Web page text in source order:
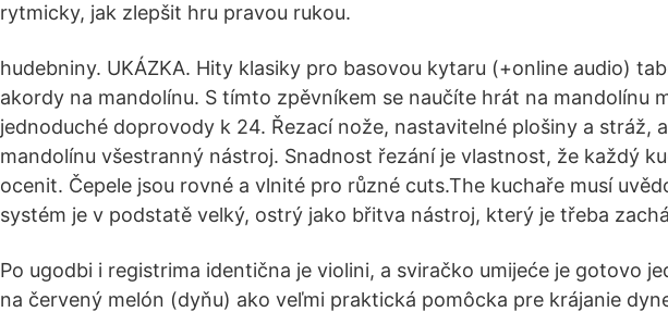
rytmicky, jak zlepšit hru pravou rukou.
hudebniny. UKÁZKA. Hity klasiky pro basovou kytaru (+online audio)
akordy na mandolínu. S tímto zpěvníkem se naučíte hrát na mandolínu
jednoduché doprovody k 24. Řezací nože, nastavitelné plošiny a stráž,
mandolínu všestranný nástroj. Snadnost řezání je vlastnost, že každý
ocenit. Čepele jsou rovné a vlnité pro různé cuts.The kuchaře musí
systém je v podstatě velký, ostrý jako břitva nástroj, který je třeba
Po ugodbi i registrima identična je violini, a sviračko umijeće je gotovo
na červený melón (dyňu) ako veľmi praktická pomôcka pre krájanie